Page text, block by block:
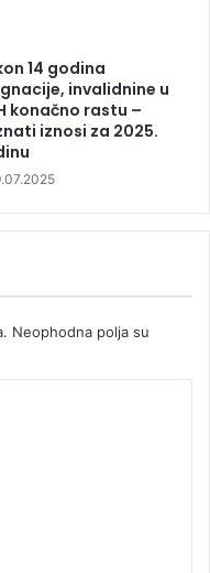
14 godina
invalidnine u
konačno rastu –
iznosi za 2025.
Neophodna polja su